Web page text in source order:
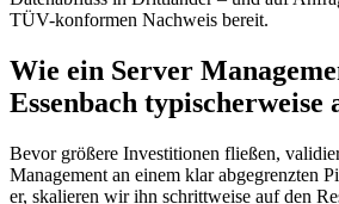
TÜV-konformen Nachweis bereit.
Wie ein Server
Essenbach typischerweise
Bevor größere Investitionen fließen,
Management an einem klar abgegrenzten
er, skalieren wir ihn schrittweise auf den